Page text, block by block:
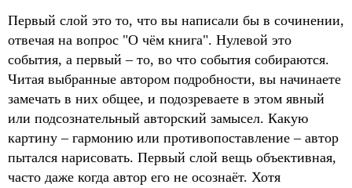
Первый слой это то, что вы написали бы в сочинении,
отвечая на вопрос "О чём книга". Нулевой это
события, а первый – то, во что события собираются.
Читая выбранные автором подробности, вы начинаете
замечать в них общее, и подозреваете в этом явный
или подсознательный авторский замысел. Какую
картину – гармонию или противопоставление – автор
пытался нарисовать. Первый слой вещь объективная,
часто даже когда автор его не осознаёт. Хотя